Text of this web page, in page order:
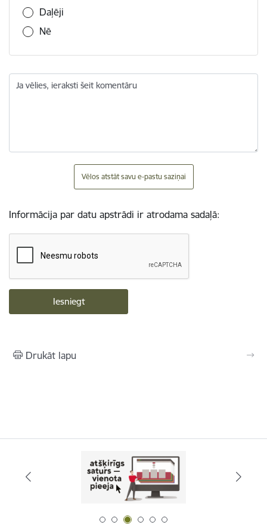
Daļēji
Nē
Ja vēlies, ieraksti šeit komentāru
Vēlos atstāt savu e-pastu saziņai
Informācija par datu apstrādi ir atrodama sadaļā:
Drukāt lapu